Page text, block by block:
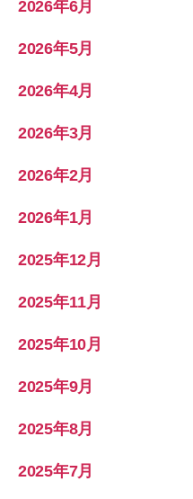
2026年6月
2026年5月
2026年4月
2026年3月
2026年2月
2026年1月
2025年12月
2025年11月
2025年10月
2025年9月
2025年8月
2025年7月